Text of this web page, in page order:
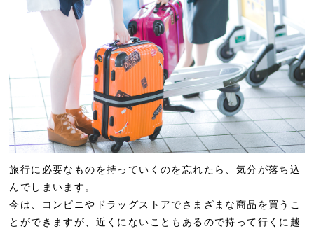
旅行に必要なものを持っていくのを忘れたら、気分が落ち込
んでしまいます。
今は、コンビニやドラッグストアでさまざまな商品を買うこ
とができますが、近くにないこともあるので持って行くに越